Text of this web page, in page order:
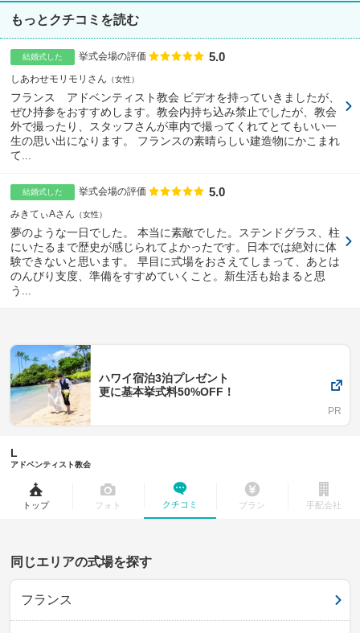
もっとクチコミを読む
結婚式した 挙式会場の評価 点数
5.0
しあわせモリモリさん 女性
フランス アドベンティスト教会 ビデオを持っていきましたが、
ぜひ持参をおすすめします。教会内持ち込み禁止でしたが、教会
外で撮ったり、スタッフさんが車内で撮ってくれてとてもいい一
生の思い出になります。 フランスの素晴らしい建造物にかこまれ
て...
結婚式した 挙式会場の評価 点数
5.0
みきてぃAさん 女性
夢のような一日でした。 本当に素敵でした。ステンドグラス、柱
にいたるまで歴史が感じられてよかったです。日本では絶対に体
験できないと思います。 早目に式場をおさえてしまって、あとは
のんびり支度、準備をすすめていくこと。新生活も始まると思
う...
ハワイ宿泊3泊プレゼント
更に基本挙式料50%OFF！
L
アドベンティスト教会
トップ フォト クチコミ プラン 手配会社
同じエリアの式場を探す
フランス